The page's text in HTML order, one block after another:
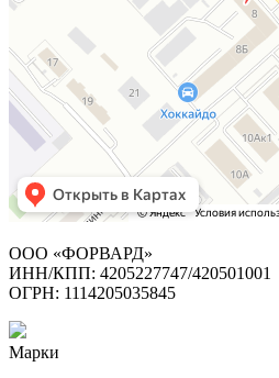
ООО «ФОРВАРД»
ИНН/КПП: 4205227747/420501001
ОГРН: 1114205035845
Марки